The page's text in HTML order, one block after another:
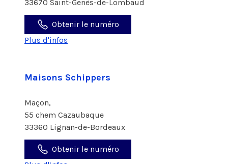
33670 Saint-Genès-de-Lombaud
Obtenir le numéro
Plus d'infos
Maisons Schippers
Maçon,
55 chem Cazaubaque
33360 Lignan-de-Bordeaux
Obtenir le numéro